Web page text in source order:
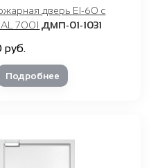
дверь EI-60 с
7001 ДМП-01-1031
руб.
Подробнее